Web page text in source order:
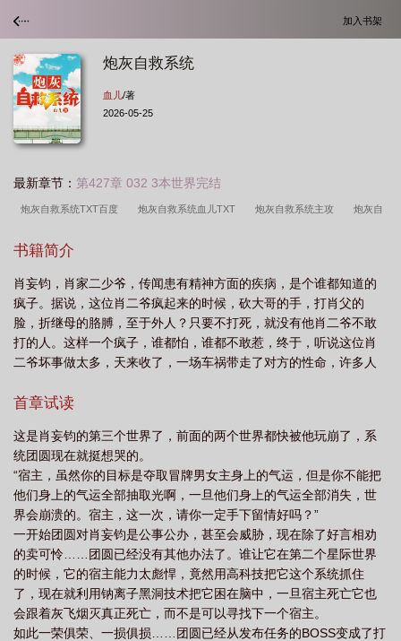
加入书架
炮灰自救系统
血儿/著
2026-05-25
最新章节： 第427章 032 3本世界完结
炮灰自救系统TXT百度 炮灰自救系统血儿TXT 炮灰自救系统主攻 炮灰自
系统讲的什么
血儿 炮灰自救系统百度 炮灰自救系统txtbl 炮灰自救系统by血儿全文在线阅
读 炮灰自救系统by血儿免费 炮灰自救系统txt百度 炮灰自救系统有声
剧 炮灰自救系统TXT 炮灰自救系统连城 快穿之炮灰自救系统 炮灰自救
系统by血儿百度 炮灰自救系统番外 炮灰自救系统肖妄钧 炮灰自救系统by
书籍简介
肖妄钧，肖家二少爷，传闻患有精神方面的疾病，是个谁都知道的
疯子。据说，这位肖二爷疯起来的时候，砍大哥的手，打肖父的
脸，折继母的胳膊，至于外人？只要不打死，就没有他肖二爷不敢
打的人。这样一个疯子，谁都怕，谁都不敢惹，终于，听说这位肖
二爷坏事做太多，天来收了，一场车祸带走了对方的性命，许多人
非意外，有一日，这位疯子二爷必定会回来有仇报仇，有怨报
首章试读
这是肖妄钧的第三个世界了，前面的两个世界都快被他玩崩了，系
统团圆现在就挺想哭的。
“宿主，虽然你的目标是夺取冒牌男女主身上的气运，但是你不能把
他们身上的气运全部抽取光啊，一旦他们身上的气运全部消失，世
界会崩溃的。宿主，这一次，请你一定手下留情好吗？”
一开始团圆对肖妄钧是公事公办，甚至会威胁，现在除了好言相劝
的卖可怜……团圆已经没有其他办法了。谁让它在第二个星际世界
的时候，它的宿主能力太彪悍，竟然用高科技把它这个系统抓住
了，现在就利用钠离子黑洞技术把它困在脑中，一旦宿主死亡它也
会跟着灰飞烟灭真正死亡，而不是可以寻找下一个宿主。
如此一荣俱荣、一损俱损……团圆已经从发布任务的BOSS变成了打